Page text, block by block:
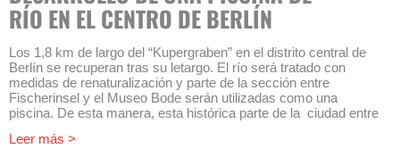
RÍO EN EL CENTRO DE BERLÍN
Los 1,8 km de largo del “Kupergraben” en el distrito central de
Berlín se recuperan tras su letargo. El río será tratado con
medidas de renaturalización y parte de la sección entre
Fischerinsel y el Museo Bode serán utilizadas como una
piscina. De esta manera, esta histórica parte de la ciudad entre
Leer más >